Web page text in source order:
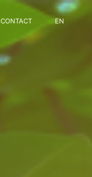
CONTACT EN